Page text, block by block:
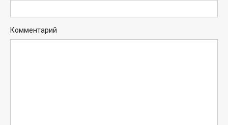
Комментарий